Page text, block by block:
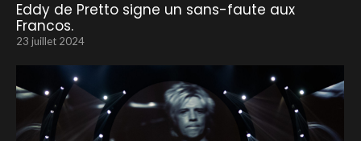
Eddy de Pretto signe un sans-faute aux
Francos.
23 juillet 2024